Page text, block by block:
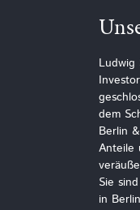
Ludwig
dem
Berlin
Anteile
Sie
in